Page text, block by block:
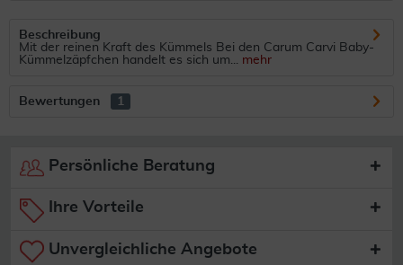
Beschreibung
Mit der reinen Kraft des Kümmels Bei den Carum Carvi Baby-
Kümmelzäpfchen handelt es sich um... mehr
Bewertungen 1
Persönliche Beratung
Ihre Vorteile
Unvergleichliche Angebote